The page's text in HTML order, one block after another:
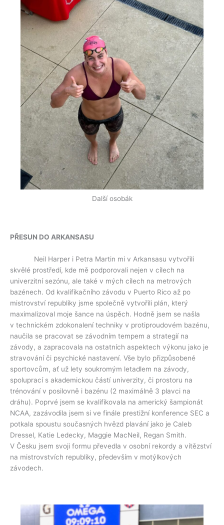
Další osobák
PŘESUN DO ARKANSASU
Neil Harper i Petra Martin mi v Arkansasu vytvořili
skvělé prostředí, kde mě podporovali nejen v cílech na
univerzitní sezónu, ale také v mých cílech na metrových
bazénech. Od kvalifikačního závodu v Puerto Rico až po
mistrovství republiky jsme společně vytvořili plán, který
maximalizoval moje šance na úspěch. Hodně jsem se našla
v technickém zdokonalení techniky v protiproudovém bazénu,
naučila se pracovat se závodním tempem a strategií na
závody, a zapracovala na ostatních aspektech výkonu jako je
stravování či psychické nastavení. Vše bylo přizpůsobené
sportovcům, ať už lety soukromým letadlem na závody,
spoluprací s akademickou částí univerzity, či prostoru na
trénování v posilovně i bazénu (2 maximálně 3 plavci na
dráhu). Poprvé jsem se kvalifikovala na americký šampionát
NCAA, zazávodila jsem si ve finále prestižní konference SEC a
potkala spoustu současných hvězd plavání jako je Caleb
Dressel, Katie Ledecky, Maggie MacNeil, Regan Smith.
V Česku jsem svoji formu převedla v osobní rekordy a vítězství
na mistrovstvích republiky, především v motýlkových
závodech.